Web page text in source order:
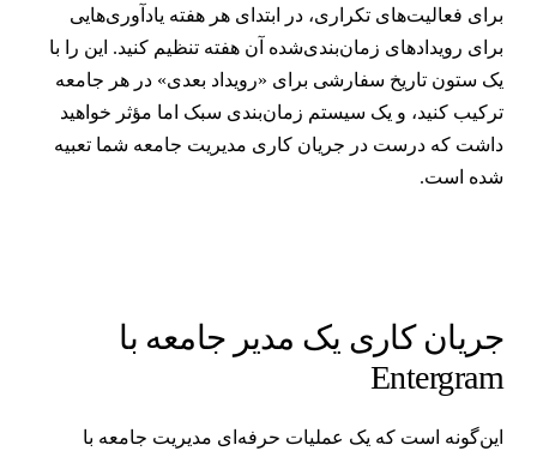
فعالیت‌های تکراری، در ابتدای هر هفته یادآوری‌هایی
رویدادهای زمان‌بندی‌شده آن هفته تنظیم کنید. این را با
ستون تاریخ سفارشی برای «رویداد بعدی» در هر جامعه
کنید، و یک سیستم زمان‌بندی سبک اما مؤثر خواهید
که درست در جریان کاری مدیریت جامعه شما تعبیه
است.
کاری یک مدیر جامعه با
است که یک عملیات حرفه‌ای مدیریت جامعه با